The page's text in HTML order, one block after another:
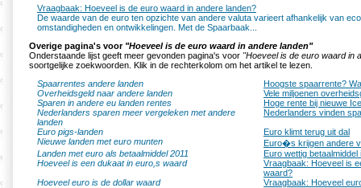
Vraagbaak: Hoeveel is de euro waard in andere landen?
De waarde van de euro ten opzichte van andere valuta varieert afhankelijk van
omstandigheden en ontwikkelingen. Met de Spaarbaak...
Overige pagina's voor "Hoeveel is de euro waard in andere landen"
Onderstaande lijst geeft meer gevonden pagina's voor "Hoeveel is de euro waard in
soortgelijke zoekwoorden. Klik in de rechterkolom om het artikel te lezen.
Spaarrentes andere landen
Hoogste spaarrente?
Overheidsgeld naar andere landen
Vele miljoenen
Sparen in andere eu landen rentes
Hoge rente bij nieuwe
Nederlanders sparen meer vergeleken met andere
landen
Nederlanders vinden
Euro pigs-landen
Euro klimt terug uit dal
Nieuwe landen met euro munten
Euro�s krijgen andere
Landen met euro als betaalmiddel 2011
Euro wettig betaalmiddel
Hoeveel is een dukaat in euro,s waard
Vraagbaak: Hoeveel is
waard?
Hoeveel euro is de dollar waard
Vraagbaak: Hoeveel